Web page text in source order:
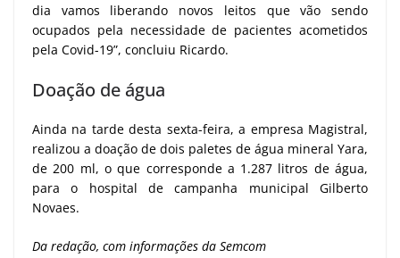
dia vamos liberando novos leitos que vão sendo
ocupados pela necessidade de pacientes acometidos
pela Covid-19”, concluiu Ricardo.
Doação de água
Ainda na tarde desta sexta-feira, a empresa Magistral,
realizou a doação de dois paletes de água mineral Yara,
de 200 ml, o que corresponde a 1.287 litros de água,
para o hospital de campanha municipal Gilberto
Novaes.
Da redação, com informações da Semcom